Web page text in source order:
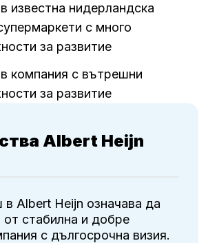
известна нидерландска
с много
за развитие
компания с вътрешни
за развитие
Albert Heijn
Albert Heijn означава да
стабилна и добре
с дългосрочна визия.